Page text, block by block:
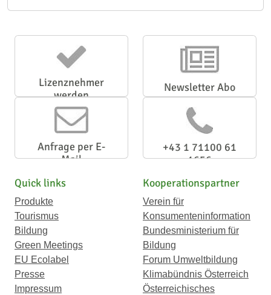
Lizenznehmer
werden
Newsletter Abo
Anfrage per E-
Mail
+43 1 71100 61
1656
Quick links
Produkte
Tourismus
Bildung
Green Meetings
EU Ecolabel
Presse
Impressum
Kooperationspartner
Verein für
Konsumenteninformation
Bundesministerium für
Bildung
Forum Umweltbildung
Klimabündnis Österreich
Österreichisches